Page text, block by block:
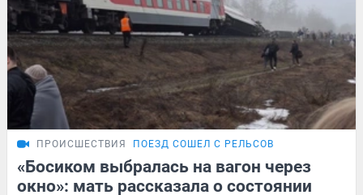
ПРОИСШЕСТВИЯ ПОЕЗД СОШЕЛ С РЕЛЬСОВ
«Босиком выбралась на вагон через
окно»: мать рассказала о состоянии